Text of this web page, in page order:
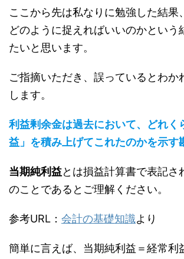
ここから先は私なりに勉強した結果
どのように捉えればいいのかという
たいと思います。
ご指摘いただき、誤っているとわか
します。
利益剰余金は過去において、どれく
益」を積み上げてこれたのかを示す
当期純利益とは損益計算書で表記さ
のことであるとご理解ください。
参考URL： 会計の基礎知識より
簡単に言えば、当期純利益＝経常利